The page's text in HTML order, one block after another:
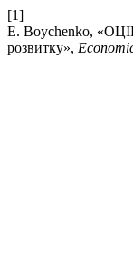
[1]
E. Boychenko,
розвитку»,